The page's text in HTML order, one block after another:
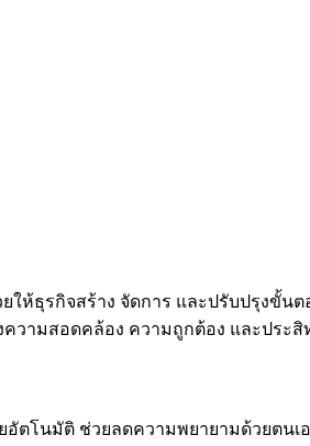
ห้ธุรกิจสร้าง จัดการ และปรับปรุงขั้น
วามสอดคล้อง ความถูกต้อง และประสิ
อัตโนมัติ ช่วยลดความพยายามด้วยตน